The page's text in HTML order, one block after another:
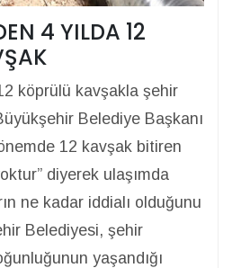
4 YILDA 12
köprülü kavşakla şehir
Belediye Başkanı
12 kavşak bitiren
diyerek ulaşımda
ne kadar iddialı olduğunu
Belediyesi, şehir
yaşandığı